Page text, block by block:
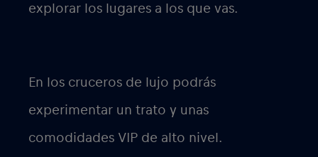
explorar los lugares a los que vas.
En los cruceros de lujo podrás
experimentar un trato y unas
comodidades VIP de alto nivel.